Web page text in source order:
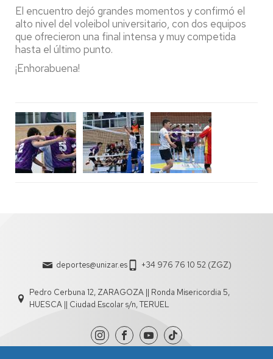
El encuentro dejó grandes momentos y confirmó el
alto nivel del voleibol universitario, con dos equipos
que ofrecieron una final intensa y muy competida
hasta el último punto.
¡Enhorabuena!
deportes@unizar.es +34 976 76 10 52 (ZGZ)
Pedro Cerbuna 12, ZARAGOZA || Ronda Misericordia 5,
HUESCA || Ciudad Escolar s/n, TERUEL